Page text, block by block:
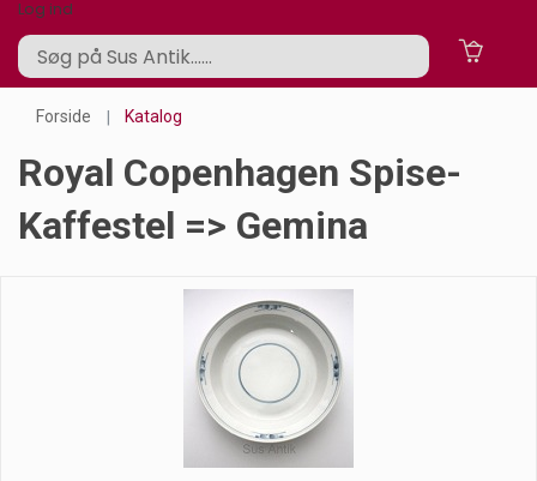
Log ind
Forside Katalog
Royal Copenhagen Spise-
Kaffestel => Gemina